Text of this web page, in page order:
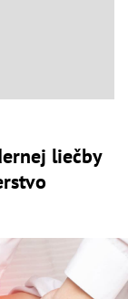
liečby